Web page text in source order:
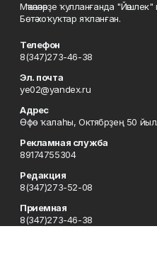
Мәҡәләләрҙе ҡулланғанда
Бөтә хоҡуҡтар яҡланған.
Телефон
8(347)273-46-38
Эл. почта
ye02@yandex.ru
Адрес
Өфө ҡалаһы, Октябрҙең 50
Рекламная служба
89174755304
Редакция
8(347)273-52-08
Приемная
8(347)273-46-38